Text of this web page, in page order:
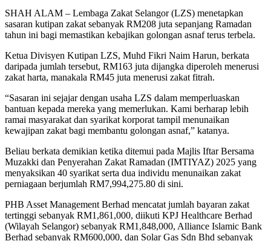
SHAH ALAM – Lembaga Zakat Selangor (LZS) menetapkan
sasaran kutipan zakat sebanyak RM208 juta sepanjang Ramadan
tahun ini bagi memastikan kebajikan golongan asnaf terus terbela.
Ketua Divisyen Kutipan LZS, Muhd Fikri Naim Harun, berkata
daripada jumlah tersebut, RM163 juta dijangka diperoleh menerusi
zakat harta, manakala RM45 juta menerusi zakat fitrah.
“Sasaran ini sejajar dengan usaha LZS dalam memperluaskan
bantuan kepada mereka yang memerlukan. Kami berharap lebih
ramai masyarakat dan syarikat korporat tampil menunaikan
kewajipan zakat bagi membantu golongan asnaf,” katanya.
Beliau berkata demikian ketika ditemui pada Majlis Iftar Bersama
Muzakki dan Penyerahan Zakat Ramadan (IMTIYAZ) 2025 yang
menyaksikan 40 syarikat serta dua individu menunaikan zakat
perniagaan berjumlah RM7,994,275.80 di sini.
PHB Asset Management Berhad mencatat jumlah bayaran zakat
tertinggi sebanyak RM1,861,000, diikuti KPJ Healthcare Berhad
(Wilayah Selangor) sebanyak RM1,848,000, Alliance Islamic Bank
Berhad sebanyak RM600,000, dan Solar Gas Sdn Bhd sebanyak